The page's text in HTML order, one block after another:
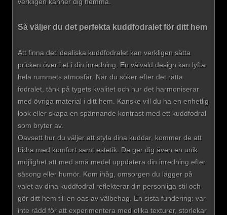
Så väljer du det perfekta kuddfodralet för ditt hem
Att finna det idealiska kuddfodralet kan verkligen sätta
pricken över i:et i din inredning. En välvald design kan lyfta
hela rummets atmosfär. När du söker efter det rätta
fodralet, tänk på tygets kvalitet och hur det harmoniserar
med övriga material i ditt hem. Kanske vill du ha en enhetlig
look eller skapa en spännande kontrast med ett kuddfodral
som bryter av.
Oavsett hur du väljer att styla dina kuddar, kommer de att
bidra med komfort samt estetik. De ger dig även en unik
möjlighet att med små medel uppdatera din inredning efter
säsong eller humör. Kom ihåg, omsorgen du lägger på
valet av dina kuddfodral reflekterar din personliga stil och
gör ditt hem till en oas av välbehag. En sista fundering: var
inte rädd för att experimentera med olika texturer, storlekar